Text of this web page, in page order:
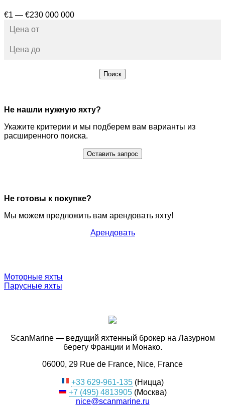
€1 — €230 000 000
Поиск
Не нашли нужную яхту?
Укажите критерии и мы подберем вам варианты из
расширенного поиска.
Оставить запрос
Не готовы к покупке?
Мы можем предложить вам арендовать яхту!
Арендовать
Моторные яхты
Парусные яхты
ScanMarine — ведущий яхтенный брокер на Лазурном
берегу Франции и Монако.
06000, 29 Rue de France, Nice, France
+33 629-961-135 (Ницца)
+7 (495) 4813905(Москва)
nice@scanmarine.ru